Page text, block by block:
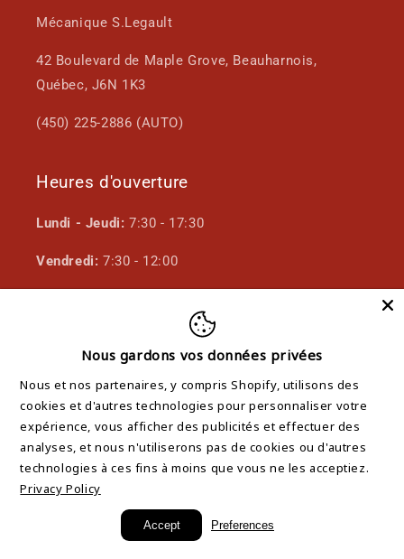
Mécanique S.Legault
42 Boulevard de Maple Grove, Beauharnois,
Québec, J6N 1K3
(450) 225-2886 (AUTO)
Heures d'ouverture
Lundi - Jeudi: 7:30 - 17:30
Vendredi: 7:30 - 12:00
Langue
Mécanique S. Legault Commerce électronique propulsé par
Nous gardons vos données privées
Nous et nos partenaires, y compris Shopify, utilisons des
cookies et d'autres technologies pour personnaliser votre
expérience, vous afficher des publicités et effectuer des
analyses, et nous n'utiliserons pas de cookies ou d'autres
technologies à ces fins à moins que vous ne les acceptiez.
Privacy Policy
Accept Preferences